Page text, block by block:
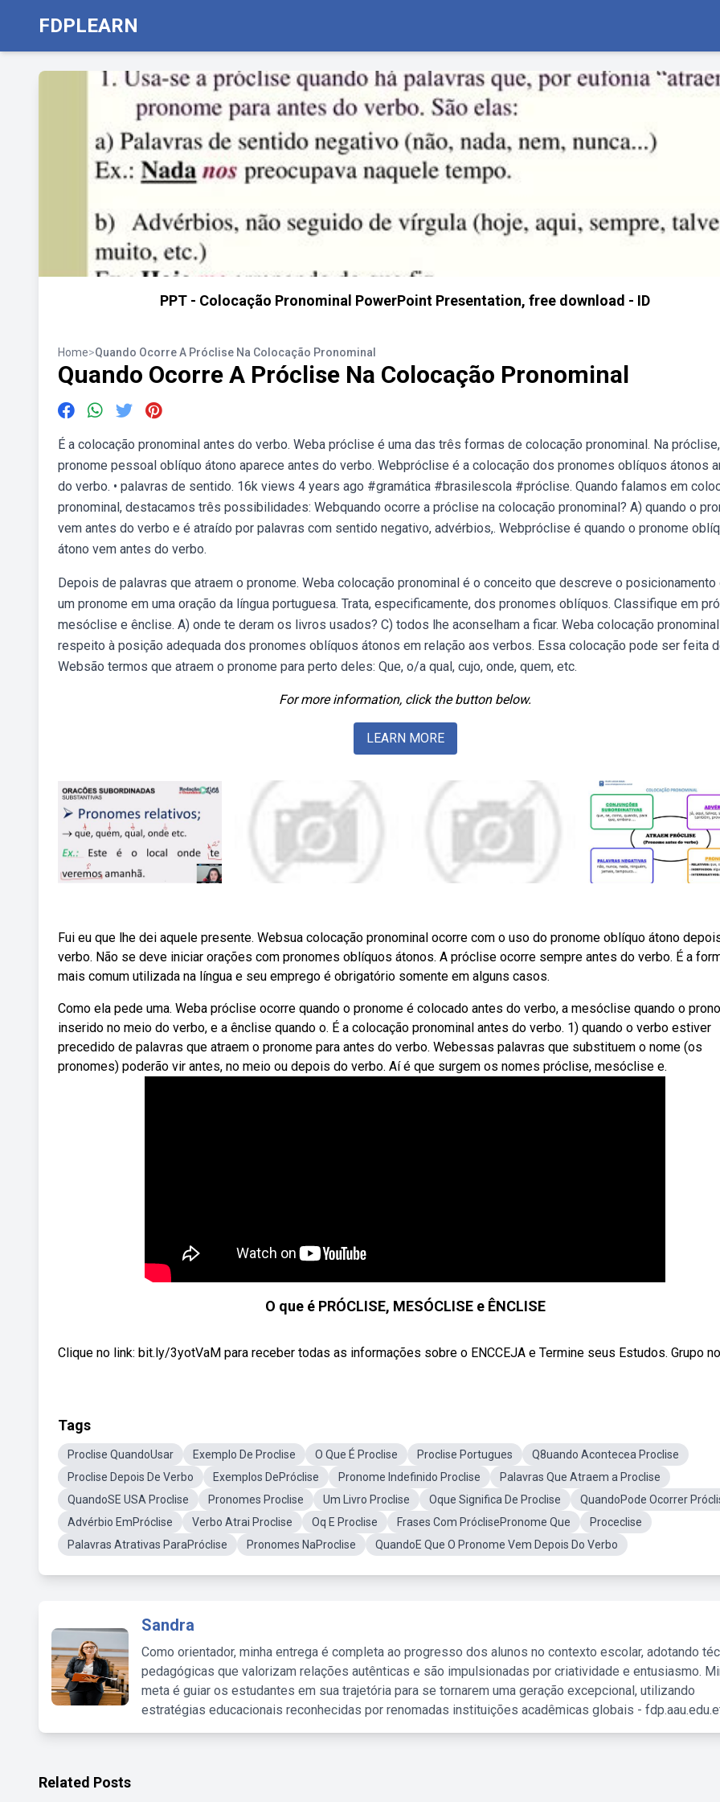
FDPLEARN
PPT - Colocação Pronominal PowerPoint Presentation, free download - ID
Home>Quando Ocorre A Próclise Na Colocação Pronominal
Quando Ocorre A Próclise Na Colocação Pronominal
É a colocação pronominal antes do verbo. Weba próclise é uma das três formas de colocação pronominal. Na
pronome pessoal oblíquo átono aparece antes do verbo. Webpróclise é a colocação dos pronomes oblíquos átonos
do verbo. • palavras de sentido. 16k views 4 years ago #gramática #brasilescola #próclise. Quando falamos em
pronominal, destacamos três possibilidades: Webquando ocorre a próclise na colocação pronominal? A) quando o
vem antes do verbo e é atraído por palavras com sentido negativo, advérbios,. Webpróclise é quando o pronome
átono vem antes do verbo.
Depois de palavras que atraem o pronome. Weba colocação pronominal é o conceito que descreve o posicionamento
um pronome em uma oração da língua portuguesa. Trata, especificamente, dos pronomes oblíquos. Classifique em
mesóclise e ênclise. A) onde te deram os livros usados? C) todos lhe aconselham a ficar. Weba colocação
respeito à posição adequada dos pronomes oblíquos átonos em relação aos verbos. Essa colocação pode ser feita
Websão termos que atraem o pronome para perto deles: Que, o/a qual, cujo, onde, quem, etc.
For more information, click the button below.
LEARN MORE
Fui eu que lhe dei aquele presente. Websua colocação pronominal ocorre com o uso do pronome oblíquo átono
verbo. Não se deve iniciar orações com pronomes oblíquos átonos. A próclise ocorre sempre antes do verbo. É a
mais comum utilizada na língua e seu emprego é obrigatório somente em alguns casos.
Como ela pede uma. Weba próclise ocorre quando o pronome é colocado antes do verbo, a mesóclise quando o
inserido no meio do verbo, e a ênclise quando o. É a colocação pronominal antes do verbo. 1) quando o verbo estiver
precedido de palavras que atraem o pronome para antes do verbo. Webessas palavras que substituem o nome (os
pronomes) poderão vir antes, no meio ou depois do verbo. Aí é que surgem os nomes próclise, mesóclise e.
O que é PRÓCLISE, MESÓCLISE e ÊNCLISE
Clique no link: bit.ly/3yotVaM para receber todas as informações sobre o ENCCEJA e Termine seus Estudos. Grupo no
Tags
Proclise QuandoUsar Exemplo De Proclise O Que É Proclise Proclise Portugues
Q8uando Acontecea Proclise
Proclise Depois De Verbo
Exemplos DePróclise Pronome Indefinido Proclise
Palavras Que Atraem a Proclise
QuandoSE USA Proclise
Pronomes Proclise Um Livro Proclise Oque Significa De Proclise
QuandoPode Ocorrer
Advérbio EmPróclise
Verbo Atrai Proclise Oq E Proclise Frases Com PróclisePronome Que
Proceclise
Palavras Atrativas ParaPróclise
Pronomes NaProclise QuandoE Que O Pronome Vem Depois Do Verbo
Sandra
Como orientador, minha entrega é completa ao progresso dos alunos no contexto escolar, adotando
pedagógicas que valorizam relações autênticas e são impulsionadas por criatividade e entusiasmo.
meta é guiar os estudantes em sua trajetória para se tornarem uma geração excepcional, utilizando
estratégias educacionais reconhecidas por renomadas instituições acadêmicas globais -
Related Posts